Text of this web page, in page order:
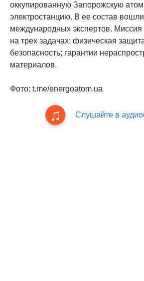
оккупированную Запорожскую
электростанцию. В ее состав
международных экспертов.
на трех задачах: физическая
безопасность; гарантии
материалов.
Фото: t.me/energoatom.ua
Слушайте в